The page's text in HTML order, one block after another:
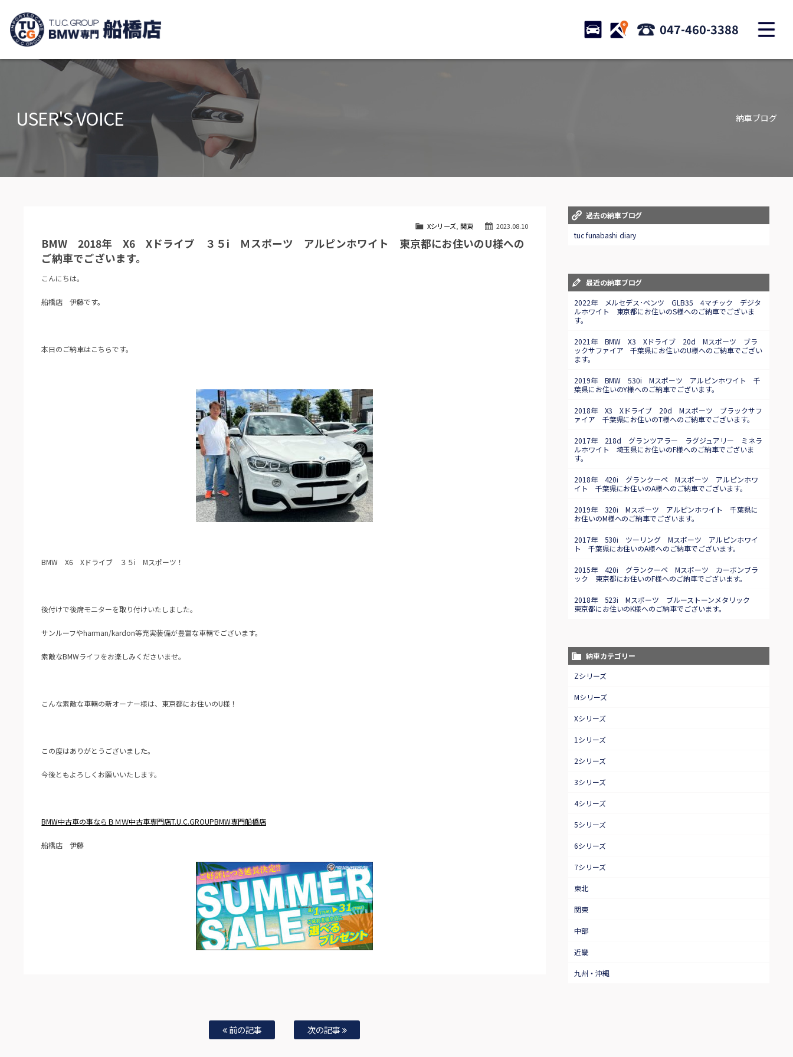
STOCK ACCESS 047-460-3388
在庫リスト
Stock list
保証＆サービス
Warranty and Serivce
アクセスマップ
Special service
オーダーサービス
スタッフblog
Staff blog
会社概要
Company
USER'S VOICE 納車ブログ
2023.08.10
Xシリーズ, 関東
BMW 2018年 X6 Xドライブ ３５i Ｍスポーツ アルピンホワイト 東京都にお住いのU様への
ご納車でございます。
こんにちは。
船橋店 伊藤です。
本日のご納車はこちらです。
BMW X6 Xドライブ ３５i Mスポーツ！
後付けで後席モニターを取り付けいたしました。
サンルーフやharman/kardon等充実装備が豊富な車輛でございます。
素敵なBMWライフをお楽しみくださいませ。
こんな素敵な車輛の新オーナー様は、東京都にお住いのU様！
この度はありがとうございました。
今後ともよろしくお願いいたします。
BMW中古車の事ならＢＭＷ中古車専門店T.U.C.GROUPBMW専門船橋店
船橋店 伊藤
前の記事 次の記事
過去の納車ブログ
tuc funabashi diary
最近の納車ブログ
2022年 メルセデス･ベンツ GLB35 4マチック デジタ
ルホワイト 東京都にお住いのS様へのご納車でございま
す。
2021年 BMW X3 Xドライブ 20d Mスポーツ ブラ
ックサファイア 千葉県にお住いのU様へのご納車でござい
ます。
2019年 BMW 530i Mスポーツ アルピンホワイト 千
葉県にお住いのY様へのご納車でございます。
2018年 X3 Xドライブ 20d Mスポーツ ブラックサフ
ァイア 千葉県にお住いのT様へのご納車でございます。
2017年 218d グランツアラー ラグジュアリー ミネラ
ルホワイト 埼玉県にお住いのF様へのご納車でございま
す。
2018年 420i グランクーペ Mスポーツ アルピンホワ
イト 千葉県にお住いのA様へのご納車でございます。
2019年 320i Mスポーツ アルピンホワイト 千葉県に
お住いのM様へのご納車でございます。
2017年 530i ツーリング Mスポーツ アルピンホワイ
ト 千葉県にお住いのA様へのご納車でございます。
2015年 420i グランクーペ Mスポーツ カーボンブラ
ック 東京都にお住いのF様へのご納車でございます。
2018年 523i Mスポーツ ブルーストーンメタリック
東京都にお住いのK様へのご納車でございます。
納車カテゴリー
Zシリーズ
Mシリーズ
Xシリーズ
1シリーズ
2シリーズ
3シリーズ
4シリーズ
5シリーズ
6シリーズ
7シリーズ
東北
関東
中部
近畿
九州・沖縄